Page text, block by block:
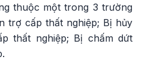
thuộc một trong 3 trường
trợ cấp thất nghiệp; Bị hủy
thất nghiệp; Bị chấm dứt